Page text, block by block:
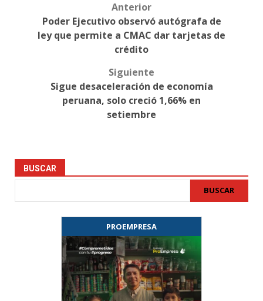
navigation
Anterior
Poder Ejecutivo observó autógrafa de
ley que permite a CMAC dar tarjetas de
crédito
Siguiente
Sigue desaceleración de economía
peruana, solo creció 1,66% en
setiembre
BUSCAR
BUSCAR
PROEMPRESA